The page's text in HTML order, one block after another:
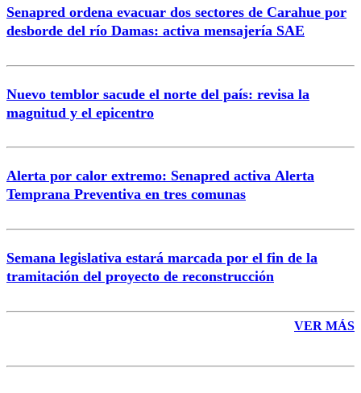
Correo
Senapred ordena evacuar dos sectores de Carahue por
desborde del río Damas: activa mensajería SAE
Nuevo temblor sacude el norte del país: revisa la
magnitud y el epicentro
Alerta por calor extremo: Senapred activa Alerta
Temprana Preventiva en tres comunas
Semana legislativa estará marcada por el fin de la
tramitación del proyecto de reconstrucción
VER MÁS